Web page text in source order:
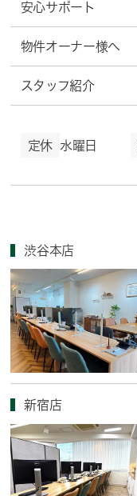
安心サポート
物件オーナー様へ
スタッフ紹介
定休 水曜日
渋谷本店
新宿店